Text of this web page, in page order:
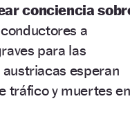
conciencia
a
para las
esperan
tráfico y muertes en